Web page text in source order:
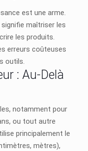
est une arme.
signifie maîtriser les
les produits.
erreurs coûteuses
outils.
: Au-Delà
notamment pour
ou tout autre
principalement le
mètres),